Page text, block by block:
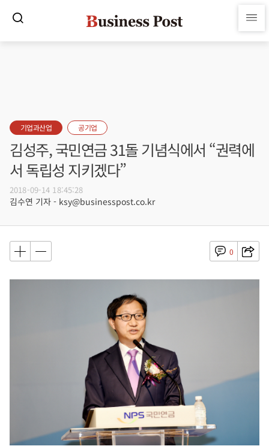
기업과산업 공기업
김성주, 국민연금 31돌 기념식에서 “권력에
서 독립성 지키겠다”
2018-09-14 18:45:28
김수연 기자 - ksy@businesspost.co.kr
0